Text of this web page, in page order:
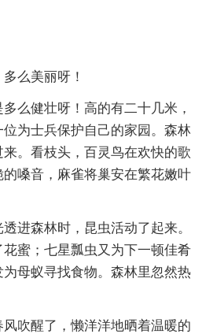
么美丽呀！
么健壮呀！高的有二十几米，
为士兵保护自己的家园。森林
。看枝头，百灵鸟在欢快的歌
嗓音，麻雀将巢安在繁花嫩叶
进森林时，昆虫活动了起来。
蜜；七星瓢虫又为下一顿佳肴
母蚁寻找食物。森林里忽然热
吹醒了，懒洋洋地晒着温暖的